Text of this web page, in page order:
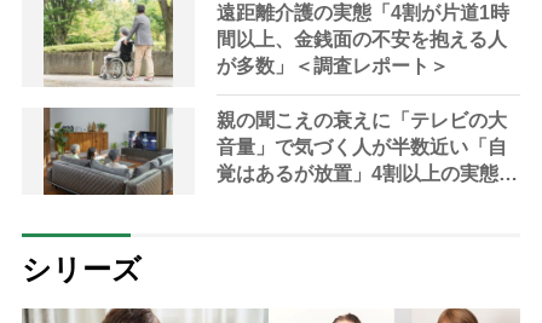
と続かない」電流爆破などプロレ
スを通じて培った「あきらめない
力」も活きた
遠距離介護の実態「4割が片道1時
間以上、金銭面の不安を抱える人
が多数」＜調査レポート＞
親の聞こえの衰えに「テレビの大
音量」で気づく人が半数近い「自
覚はあるが放置」4割以上の実態
シリーズ